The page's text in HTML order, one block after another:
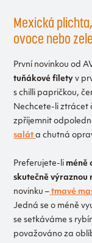
Mexická
ovoce nebo
První novinkou od
tuňákové filetyv
s chilli papričkou,
Nechcete-li ztrácet
zpříjemnit
saláta chutná
Preferujete-li méně
skutečně výraznou
novinku – tmavé
Jedná se o méně
se setkáváme s
považováno za